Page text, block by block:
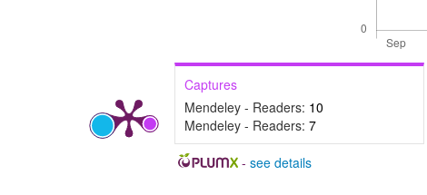
Captures
Mendeley - Readers: 10
Mendeley - Readers: 7
- see details